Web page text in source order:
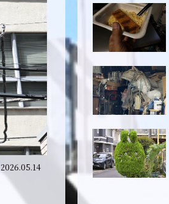
2026.05.14